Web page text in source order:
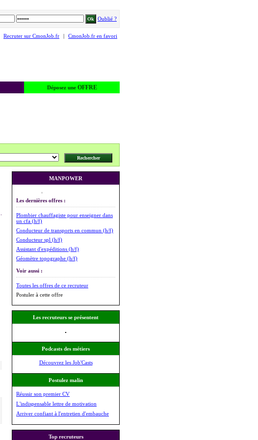
Oublié ?
Recruter sur CmonJob.fr | CmonJob.fr en favori
Déposez une OFFRE
MANPOWER
Les dernières offres :
Plombier chauffagiste pour enseigner dans
un cfa (h/f)
Conducteur de transports en commun (h/f)
Conducteur spl (h/f)
Assistant d'expéditions (h/f)
Géomètre topographe (h/f)
Voir aussi :
Toutes les offres de ce recruteur
Postuler à cette offre
Les recruteurs se présentent
Podcasts des métiers
Découvrez les Job'Casts
Postulez malin
Réussir son premier CV
L'indispensable lettre de motivation
Arriver confiant à l'entretien d'embauche
Top recruteurs